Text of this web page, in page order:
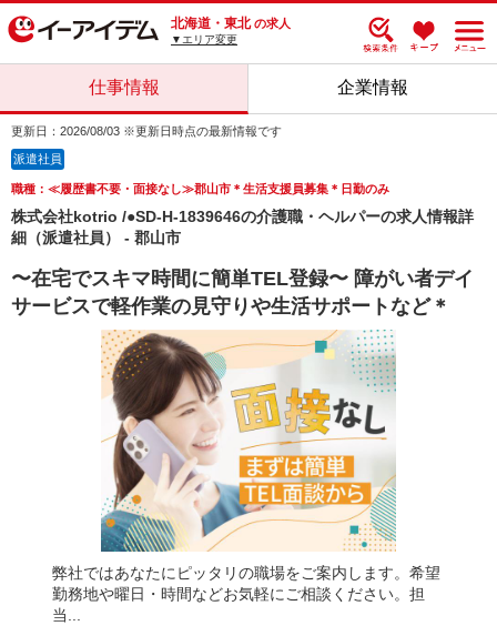
北海道・東北 の求人
▼エリア変更
仕事情報 企業情報
更新日：2026/08/03 ※更新日時点の最新情報です
派遣社員
職種：≪履歴書不要・面接なし≫郡山市＊生活支援員募集＊日勤のみ
株式会社kotrio /●SD-H-1839646の介護職・ヘルパーの求人情報詳
細（派遣社員） - 郡山市
〜在宅でスキマ時間に簡単TEL登録〜 障がい者デイ
サービスで軽作業の見守りや生活サポートなど＊
弊社ではあなたにピッタリの職場をご案内します。希望
勤務地や曜日・時間などお気軽にご相談ください。担
当...